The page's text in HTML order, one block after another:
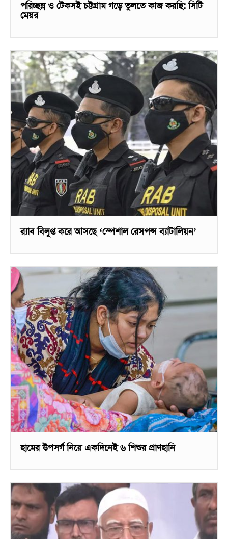
পরিচ্ছন্ন ও টেকসই চট্টগ্রাম গড়ে তুলতে কাজ করছি: সিটি
মেয়র
র‌্যাব বিলুপ্ত করে আসছে ‘স্পেশাল রেসপন্স ব্যাটালিয়ন’
হামের উপসর্গ নিয়ে একদিনেই ৬ শিশুর প্রাণহানি